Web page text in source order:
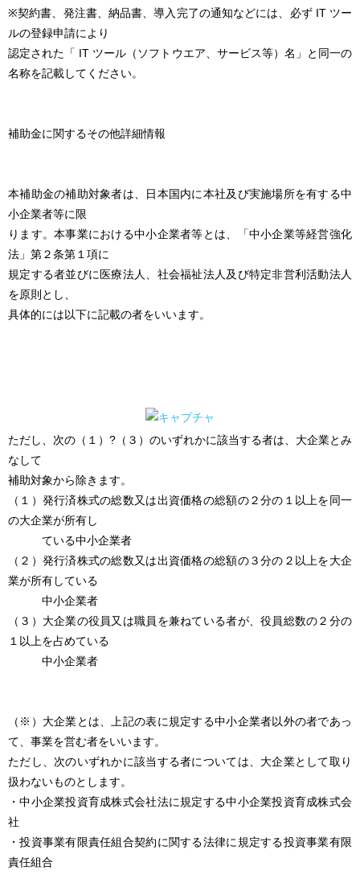
※契約書、発注書、納品書、導入完了の通知などには、必ず IT ツー
ルの登録申請により
認定された「 IT ツール（ソフトウエア、サービス等）名」と同一の
名称を記載してください。
補助金に関するその他詳細情報
本補助金の補助対象者は、日本国内に本社及び実施場所を有する中
小企業者等に限
ります。本事業における中小企業者等とは、「中小企業等経営強化
法」第２条第１項に
規定する者並びに医療法人、社会福祉法人及び特定非営利活動法人
を原則とし、
具体的には以下に記載の者をいいます。
ただし、次の（１）?（３）のいずれかに該当する者は、大企業とみ
なして
補助対象から除きます。
（１）発行済株式の総数又は出資価格の総額の２分の１以上を同一
の大企業が所有し
ている中小企業者
（２）発行済株式の総数又は出資価格の総額の３分の２以上を大企
業が所有している
中小企業者
（３）大企業の役員又は職員を兼ねている者が、役員総数の２分の
１以上を占めている
中小企業者
（※）大企業とは、上記の表に規定する中小企業者以外の者であっ
て、事業を営む者をいいます。
ただし、次のいずれかに該当する者については、大企業として取り
扱わないものとします。
・中小企業投資育成株式会社法に規定する中小企業投資育成株式会
社
・投資事業有限責任組合契約に関する法律に規定する投資事業有限
責任組合